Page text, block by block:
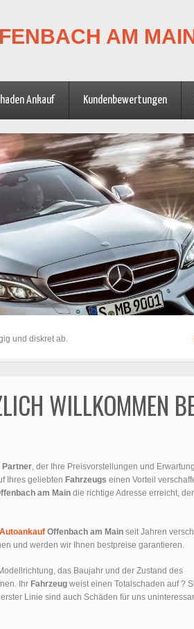
AM
Ankauf Kundenbewertungen
und diskret ab.
WILLKOMMEN
Partner , der Ihre Preisvorstellungen und
Ihres geliebten Fahrzeugs einen Vorteil
am Main die richtige Adresse erreicht,
Autoankauf Offenbach am Main seit Jahren
und werden wir Ihnen bestpreise garantieren.
das Baujahr und der Zustand des
Ihr Fahrzeug weist einen Totalschaden auf ?
Linie sind auch Schäden für uns